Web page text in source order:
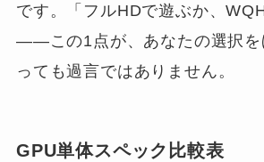
です。「フルHDで遊ぶか、
——この1点が、あなたの選択を
っても過言ではありません。
GPU単体スペック比較表